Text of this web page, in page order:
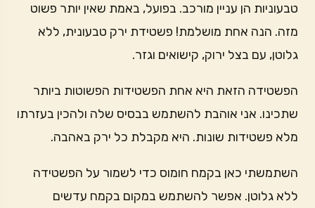
טבעוניות הן עניין מורכב. בפועל, באמת שאין יותר פשוט
מזה. הנה אחת מושלמת! פשטידת ירק טבעונית, ללא
גלוטן, עם בצל ירוק, קישואים וגזר.
הפשטידה הזאת היא אחת הפשטידות הפשוטות ביותר
שתכינו. אני אוהבת להשתמש בבסיס שלה ולהכין בעזרתו
מלא פשטידות שונות. היא מקבלת כל ירק באהבה.
השתמשתי כאן בקמח חומוס כדי לשמור על הפשטידה
ללא גלוטן. אפשר להשתמש במקום בקמח עדשים